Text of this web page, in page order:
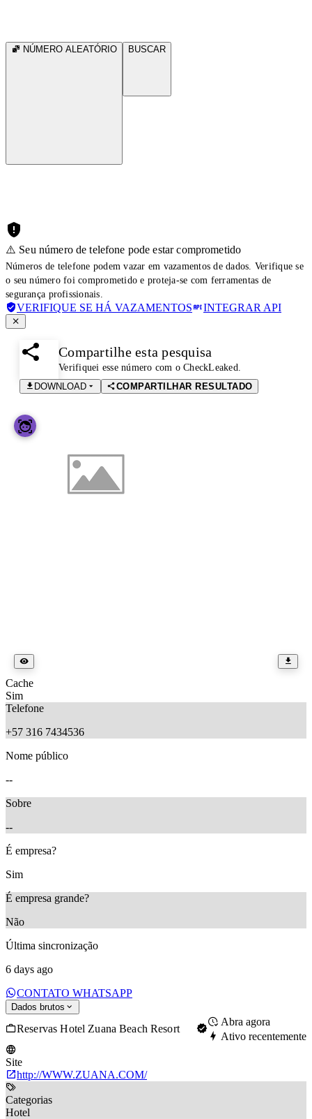
NÚMERO ALEATÓRIO BUSCAR
⚠️ Seu número de telefone pode estar comprometido
Números de telefone podem vazar em vazamentos de dados. Verifique se
o seu número foi comprometido e proteja-se com ferramentas de
segurança profissionais.
VERIFIQUE SE HÁ VAZAMENTOS INTEGRAR API
Compartilhe esta pesquisa
Verifiquei esse número com o CheckLeaked.
DOWNLOAD
COMPARTILHAR RESULTADO
Cache
Sim
Telefone
+57 316 7434536
Nome público
--
Sobre
--
É empresa?
Sim
É empresa grande?
Não
Última sincronização
6 days ago
CONTATO WHATSAPP
Dados brutos
Reservas Hotel Zuana Beach Resort
Abra agora
Ativo recentemente
Site
http://WWW.ZUANA.COM/
Categorias
Hotel